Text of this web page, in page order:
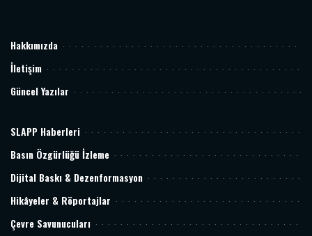
Hakkımızda
İletişim
Güncel Yazılar
SLAPP Haberleri
Basın Özgürlüğü İzleme
Dijital Baskı & Dezenformasyon
Hikâyeler & Röportajlar
Çevre Savunucuları